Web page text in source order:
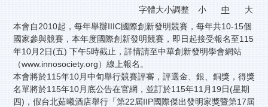
字體大小調整 小 中
大
本會自2010起，每年舉辦IIIC國際創新發明競賽，每年共10-15個
國家參與競賽，本年度國際創新發明競賽，即日起接受報名至115
年10月2日(五) 下午5時截止，詳情請至中華創新發明學會網站
（www.innosociety.org）線上報名。
本會將於115年10月中旬舉行競賽評審，評選金、銀、銅獎，得獎
名單將於115年10月底公告在官網，並訂於115年11月19日(星期
四)，假台北茹曦酒店舉行「第22屆IIP國際傑出發明家獎暨第17屆